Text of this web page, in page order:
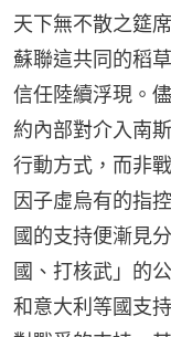
天下無不散之筵
蘇聯這共同的稻
信任陸續浮現。
約內部對介入南
行動方式，而非
因子虛烏有的指
國的支持便漸見
國、打核武」的
和意大利等國支